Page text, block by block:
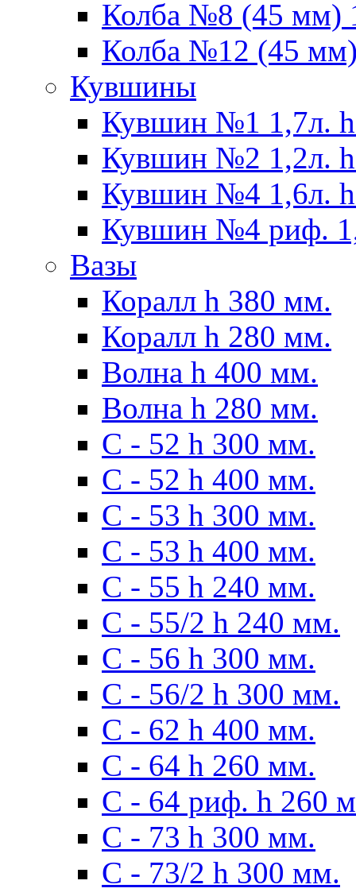
Колба №8 (45 мм)
Колба №12 (45
Кувшины
Кувшин №1 1,7л.
Кувшин №2 1,2л.
Кувшин №4 1,6л.
Кувшин №4 риф.
Вазы
Коралл h 380 мм.
Коралл h 280 мм.
Волна h 400 мм.
Волна h 280 мм.
C - 52 h 300 мм.
C - 52 h 400 мм.
С - 53 h 300 мм.
С - 53 h 400 мм.
С - 55 h 240 мм.
С - 55/2 h 240 мм.
С - 56 h 300 мм.
С - 56/2 h 300 мм.
С - 62 h 400 мм.
С - 64 h 260 мм.
С - 64 риф. h 260
С - 73 h 300 мм.
С - 73/2 h 300 мм.